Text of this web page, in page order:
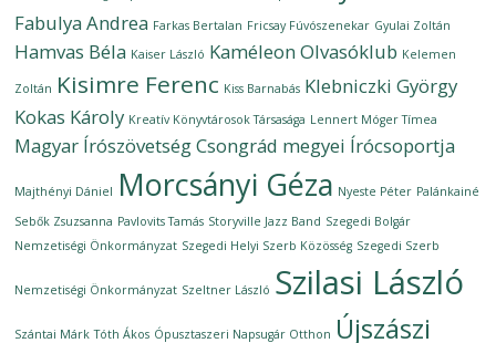
Fabulya Andrea Farkas Bertalan Fricsay Fúvószenekar Gyulai Zoltán
Hamvas Béla Kaiser László Kaméleon Olvasóklub Kelemen
Zoltán Kisimre Ferenc Kiss Barnabás Klebniczki György
Kokas Károly Kreatív Könyvtárosok Társasága Lennert Móger Tímea
Magyar Írószövetség Csongrád megyei Írócsoportja
Majthényi Dániel Morcsányi Géza Nyeste Péter Palánkainé
Sebők Zsuzsanna Pavlovits Tamás Storyville Jazz Band Szegedi Bolgár
Nemzetiségi Önkormányzat Szegedi Helyi Szerb Közösség Szegedi Szerb
Nemzetiségi Önkormányzat Szeltner László Szilasi László
Szántai Márk Tóth Ákos Ópusztaszeri Napsugár Otthon Újszászi